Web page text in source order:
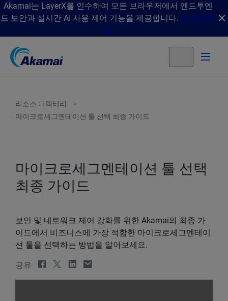
Akamai는 LayerX를 인수하여 모든 브라우저에서 엔드투엔
드 보안과 실시간 AI 사용 제어 기능을 제공합니다. 자세한 정
보
리소스 디렉터리
마이크로세그멘테이션 툴 선택 최종 가이드
마이크로세그멘테이션 툴 선택
최종 가이드
보안 및 네트워크 제어 강화를 위한 Akamai의 최종 가
이드에서 비즈니스에 가장 적합한 마이크로세그멘테이
션 툴을 선택하는 방법을 알아보세요.
공유